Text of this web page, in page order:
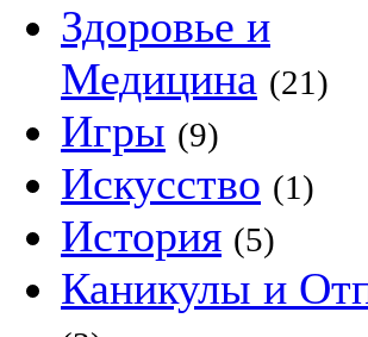
Здоровье и
Медицина (21)
Игры (9)
Искусство (1)
История (5)
Каникулы и